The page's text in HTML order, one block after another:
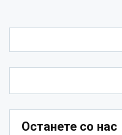
Останете со нас